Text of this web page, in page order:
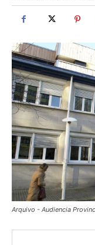
Arquivo - Audiencia